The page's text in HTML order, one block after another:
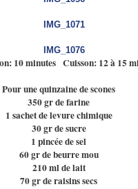
10 minutes Cuisson: 12 à 15
Pour une quinzaine de scones
350 gr de farine
1 sachet de levure chimique
30 gr de sucre
1 pincée de sel
60 gr de beurre mou
210 ml de lait
70 gr de raisins secs